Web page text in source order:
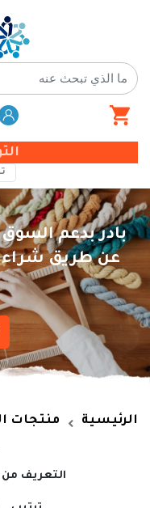
بادر بدعم السوق
عن طريق شراء
الرئيسية منتجات
التعريف من